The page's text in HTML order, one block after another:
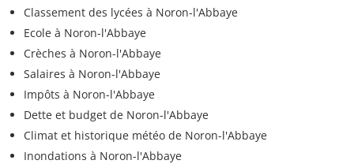
Classement des lycées à Noron-l'Abbaye
Ecole à Noron-l'Abbaye
Crèches à Noron-l'Abbaye
Salaires à Noron-l'Abbaye
Impôts à Noron-l'Abbaye
Dette et budget de Noron-l'Abbaye
Climat et historique météo de Noron-l'Abbaye
Inondations à Noron-l'Abbaye